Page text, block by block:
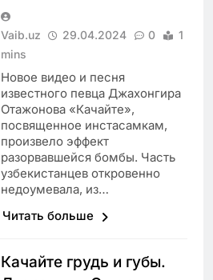
Vaib.uz 29.04.2024 0
1
mins
Новое видео и песня
известного певца Джахонгира
Отажонова «Качайте»,
посвященное инстасамкам,
произвело эффект
разорвавшейся бомбы. Часть
узбекистанцев откровенно
недоумевала, из…
Читать больше
Качайте грудь и губы.